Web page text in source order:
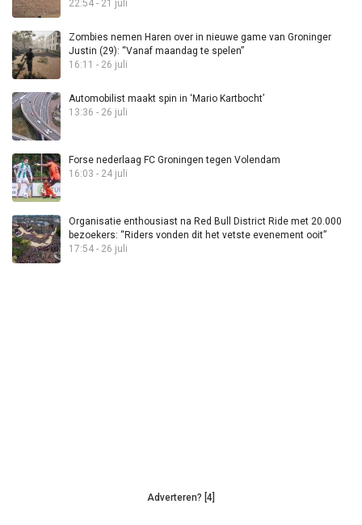
22:54 - 21 juli
Zombies nemen Haren over in nieuwe game van Groninger
Justin (29): “Vanaf maandag te spelen”
16:11 - 26 juli
Automobilist maakt spin in ‘Mario Kartbocht’
13:36 - 26 juli
Forse nederlaag FC Groningen tegen Volendam
16:03 - 24 juli
Organisatie enthousiast na Red Bull District Ride met 20.000
bezoekers: “Riders vonden dit het vetste evenement ooit”
17:54 - 26 juli
Adverteren? [4]